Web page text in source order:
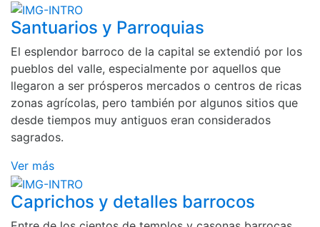
Santuarios y Parroquias
El esplendor barroco de la capital se extendió por los
pueblos del valle, especialmente por aquellos que
llegaron a ser prósperos mercados o centros de ricas
zonas agrícolas, pero también por algunos sitios que
desde tiempos muy antiguos eran considerados
sagrados.
Ver más
Caprichos y detalles barrocos